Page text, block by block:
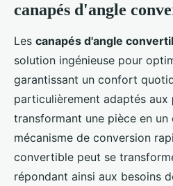
canapés d'angle
Les canapés d'angle
solution ingénieuse pour
garantissant un confort
particulièrement adaptés aux
transformant une pièce en
mécanisme de conversion
convertible peut se
répondant ainsi aux besoins